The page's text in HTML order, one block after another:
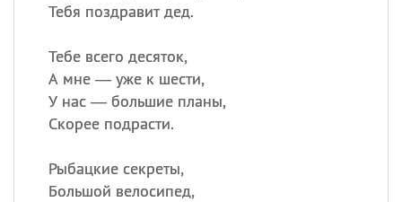
Тебя поздравит дед.
Тебе всего десяток,
А мне — уже к шести,
У нас — большие планы,
Скорее подрасти.
Рыбацкие секреты,
Большой велосипед,
Сегодня празднуют именины